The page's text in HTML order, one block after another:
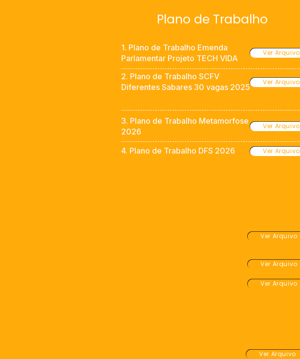
Plano de Trabalho
1. Plano de Trabalho Emenda
Parlamentar Projeto TECH VIDA
Ver Arquivo
2. Plano de Trabalho SCFV
Diferentes Sabares 30 vagas 2025
Ver Arquivo
3. Plano de Trabalho Metamorfose
2026
Ver Arquivo
4. Plano de Trabalho DFS 2026 Ver Arquivo
Ver Arquivo
Ver Arquivo
Ver Arquivo
Ver Arquivo